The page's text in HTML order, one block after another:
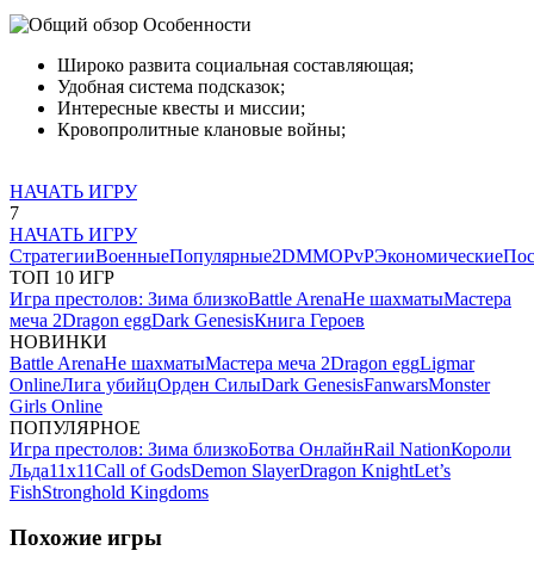
Особенности
Широко развита социальная составляющая;
Удобная система подсказок;
Интересные квесты и миссии;
Кровопролитные клановые войны;
НАЧАТЬ ИГРУ
7
НАЧАТЬ ИГРУ
СтратегииВоенныеПопулярные2DMMOPvPЭкономические
ТОП 10 ИГР
Игра престолов: Зима близкоBattle ArenaНе шахматыМастера
меча 2Dragon eggDark GenesisКнига Героев
НОВИНКИ
Battle ArenaНе шахматыМастера меча 2Dragon eggLigmar
OnlineЛига убийцОрден СилыDark GenesisFanwarsMonster
Girls Online
ПОПУЛЯРНОЕ
Игра престолов: Зима близкоБотва ОнлайнRail NationКороли
Льда11х11Call of GodsDemon SlayerDragon KnightLet’s
FishStronghold Kingdoms
Похожие игры